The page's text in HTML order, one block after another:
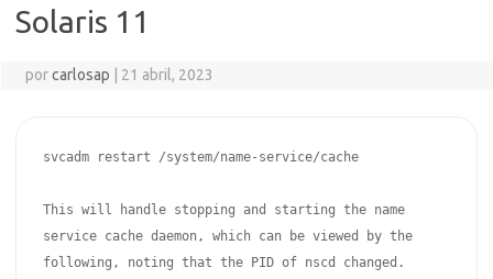
Solaris 11
porcarlosap 21 abril, 2023
svcadm restart /system/name-service/cache
This will handle stopping and starting the name
service cache daemon, which can be viewed by the
following, noting that the PID of nscd changed.